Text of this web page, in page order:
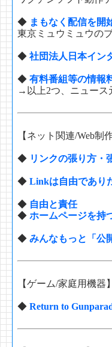
◆ まもなく配信を開
東京ミュウミュウの
◆ 社団法人日本イン
◆ 有料番組等の情報
→以上2つ、ニュース
【ネット関連/Web制作
◆ リンクの張り方・
◆ Linkは自由であり
◆ 自由と責任
◆ ホームページを持
◆ みんなもっと「公
【ゲーム/家庭用機器】
◆ Return to